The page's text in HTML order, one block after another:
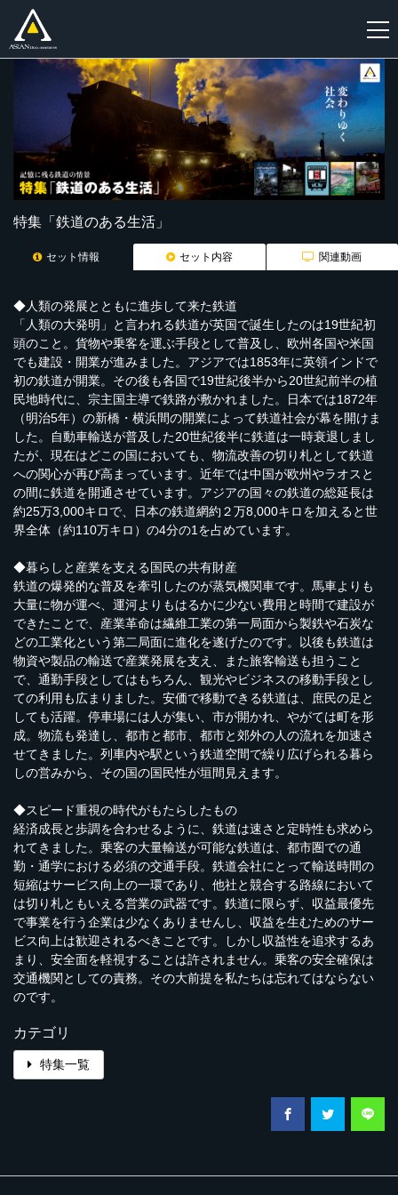
特集「鉄道のある生活」
セット情報 セット内容 関連動画
◆人類の発展とともに進歩して来た鉄道
「人類の大発明」と言われる鉄道が英国で誕生したのは19世紀初
頭のこと。貨物や乗客を運ぶ手段として普及し、欧州各国や米国
でも建設・開業が進みました。アジアでは1853年に英領インドで
初の鉄道が開業。その後も各国で19世紀後半から20世紀前半の植
民地時代に、宗主国主導で鉄路が敷かれました。日本では1872年
（明治5年）の新橋・横浜間の開業によって鉄道社会が幕を開けま
した。自動車輸送が普及した20世紀後半に鉄道は一時衰退しまし
たが、現在はどこの国においても、物流改善の切り札として鉄道
への関心が再び高まっています。近年では中国が欧州やラオスと
の間に鉄道を開通させています。アジアの国々の鉄道の総延長は
約25万3,000キロで、日本の鉄道網約２万8,000キロを加えると世
界全体（約110万キロ）の4分の1を占めています。
◆暮らしと産業を支える国民の共有財産
鉄道の爆発的な普及を牽引したのが蒸気機関車です。馬車よりも
大量に物が運べ、運河よりもはるかに少ない費用と時間で建設が
できたことで、産業革命は繊維工業の第一局面から製鉄や石炭な
どの工業化という第二局面に進化を遂げたのです。以後も鉄道は
物資や製品の輸送で産業発展を支え、また旅客輸送も担うこと
で、通勤手段としてはもちろん、観光やビジネスの移動手段とし
ての利用も広まりました。安価で移動できる鉄道は、庶民の足と
しても活躍。停車場には人が集い、市が開かれ、やがては町を形
成。物流も発達し、都市と都市、都市と郊外の人の流れを加速さ
せてきました。列車内や駅という鉄道空間で繰り広げられる暮ら
しの営みから、その国の国民性が垣間見えます。
◆スピード重視の時代がもたらしたもの
経済成長と歩調を合わせるように、鉄道は速さと定時性も求めら
れてきました。乗客の大量輸送が可能な鉄道は、都市圏での通
勤・通学における必須の交通手段。鉄道会社にとって輸送時間の
短縮はサービス向上の一環であり、他社と競合する路線において
は切り札ともいえる営業の武器です。鉄道に限らず、収益最優先
で事業を行う企業は少なくありませんし、収益を生むためのサー
ビス向上は歓迎されるべきことです。しかし収益性を追求するあ
まり、安全面を軽視することは許されません。乗客の安全確保は
交通機関としての責務。その大前提を私たちは忘れてはならない
のです。
カテゴリ
特集一覧